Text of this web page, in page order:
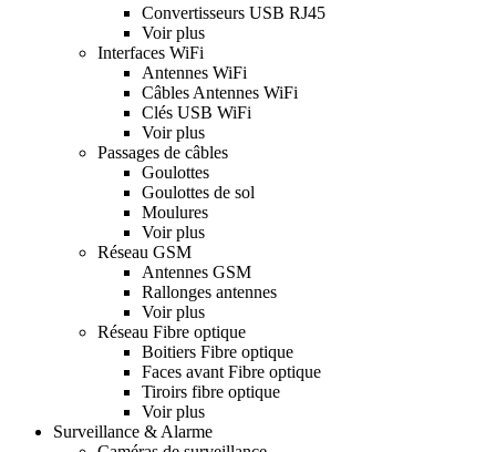
Convertisseurs USB RJ45
Voir plus
Interfaces WiFi
Antennes WiFi
Câbles Antennes WiFi
Clés USB WiFi
Voir plus
Passages de câbles
Goulottes
Goulottes de sol
Moulures
Voir plus
Réseau GSM
Antennes GSM
Rallonges antennes
Voir plus
Réseau Fibre optique
Boitiers Fibre optique
Faces avant Fibre optique
Tiroirs fibre optique
Voir plus
Surveillance & Alarme